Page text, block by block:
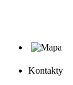
Kontakty